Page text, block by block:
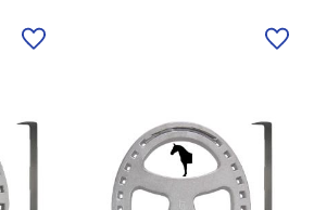
Lägg till i önskelista